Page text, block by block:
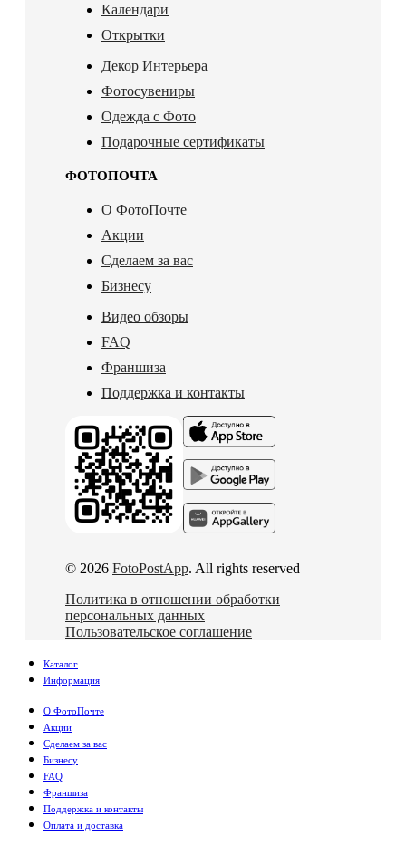
Календари
Открытки
Декор Интерьера
Фотосувениры
Одежда с Фото
Подарочные сертификаты
ФОТОПОЧТА
О ФотоПочте
Акции
Сделаем за вас
Бизнесу
Видео обзоры
FAQ
Франшиза
Поддержка и контакты
© 2026 FotoPostApp. All rights reserved
Политика в отношении обработки
персональных данных
Пользовательское соглашение
Каталог
Информация
О ФотоПочте
Акции
Сделаем за вас
Бизнесу
FAQ
Франшиза
Поддержка и контакты
Оплата и доставка